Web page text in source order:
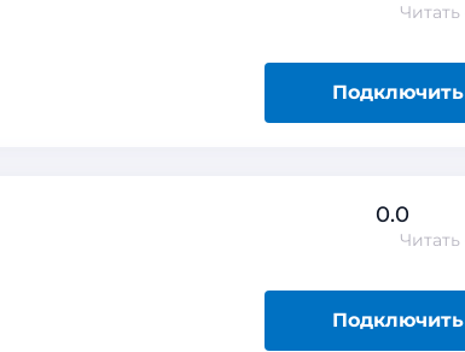
Читать
Подключить
0.0
Читать
Подключить